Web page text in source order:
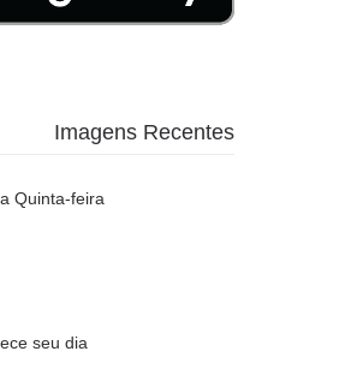
Imagens Recentes
Quinta-feira
seu dia